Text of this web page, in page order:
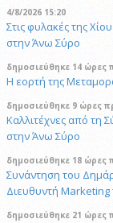
4/8/2026 15:20
Στις φυλακές της
στην Άνω Σύρο
δημοσιεύθηκε 14 ώρες
Η εορτή της
δημοσιεύθηκε 9 ώρες
Καλλιτέχνες από τη
στην Άνω Σύρο
δημοσιεύθηκε 18 ώρες
Συνάντηση του
Διευθυντή Marketing
δημοσιεύθηκε 21 ώρες